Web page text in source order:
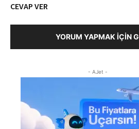
CEVAP VER
YORUM YAPMAK İÇIN
- AJet -